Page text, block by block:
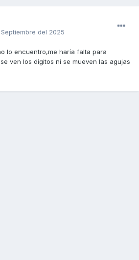
del 2025
lo encuentro,me haría falta para
ven los dígitos ni se mueven las agujas